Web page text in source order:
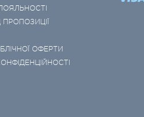
ПРОПОЗИЦІЇ
ОФЕРТИ